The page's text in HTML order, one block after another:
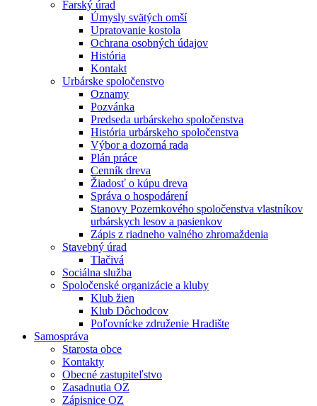
Farský úrad
Úmysly svätých omší
Upratovanie kostola
Ochrana osobných údajov
História
Kontakt
Urbárske spoločenstvo
Oznamy
Pozvánka
Predseda urbárskeho spoločenstva
História urbárskeho spoločenstva
Výbor a dozorná rada
Plán práce
Cenník dreva
Žiadosť o kúpu dreva
Správa o hospodárení
Stanovy Pozemkového spoločenstva vlastníkov
urbárskych lesov a pasienkov
Zápis z riadneho valného zhromaždenia
Stavebný úrad
Tlačivá
Sociálna služba
Spoločenské organizácie a kluby
Klub žien
Klub Dôchodcov
Poľovnícke združenie Hradište
Samospráva
Starosta obce
Kontakty
Obecné zastupiteľstvo
Zasadnutia OZ
Zápisnice OZ